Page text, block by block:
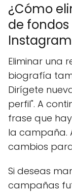
¿Cómo
de
Eliminar una
biografía
Dirígete
perfil". A
frase que
la campaña.
cambios
Si deseas
campañas